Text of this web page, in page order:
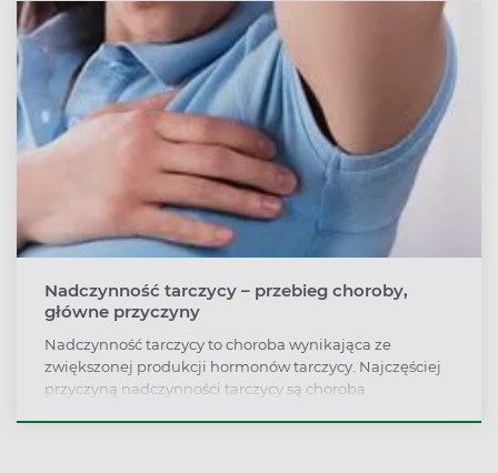
Nadczynność tarczycy – przebieg choroby,
główne przyczyny
Nadczynność tarczycy to choroba wynikająca ze
zwiększonej produkcji hormonów tarczycy. Najczęściej
przyczyną nadczynności tarczycy są choroba